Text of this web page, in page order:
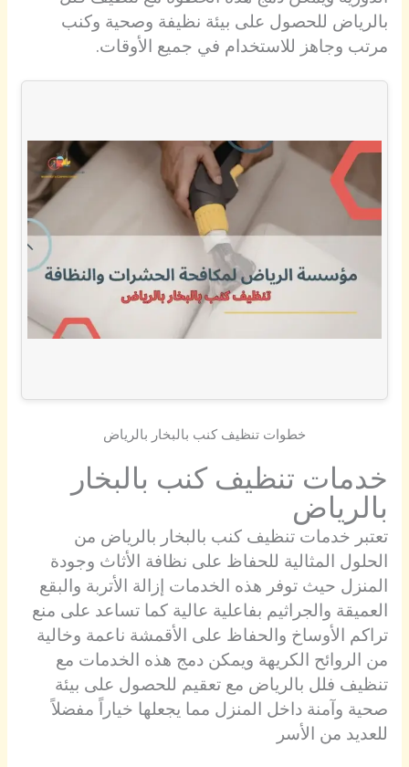
بالرياض للحصول على بيئة نظيفة وصحية وكنب
مرتب وجاهز للاستخدام في جميع الأوقات.
خطوات تنظيف كنب بالبخار بالرياض
خدمات تنظيف كنب بالبخار
بالرياض
تعتبر خدمات تنظيف كنب بالبخار بالرياض من
الحلول المثالية للحفاظ على نظافة الأثاث وجودة
المنزل حيث توفر هذه الخدمات إزالة الأتربة والبقع
العميقة والجراثيم بفاعلية عالية كما تساعد على منع
تراكم الأوساخ والحفاظ على الأقمشة ناعمة وخالية
من الروائح الكريهة ويمكن دمج هذه الخدمات مع
تنظيف فلل بالرياض مع تعقيم للحصول على بيئة
صحية وآمنة داخل المنزل مما يجعلها خياراً مفضلاً
للعديد من الأسر